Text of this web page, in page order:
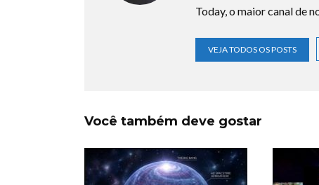
Today, o maior canal de
VEJA TODOS OS POSTS
Você também deve gostar